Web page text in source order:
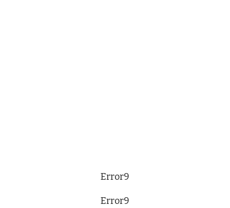
Error9
Error9